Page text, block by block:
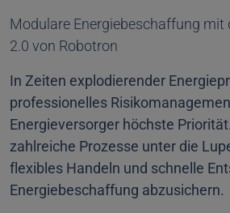
Modulare Energiebeschaffung mit
2.0 von Robotron
In Zeiten explodierender
professionelles
Energieversorger höchste
zahlreiche Prozesse unter die
flexibles Handeln und schnelle
Energiebeschaffung abzusichern.